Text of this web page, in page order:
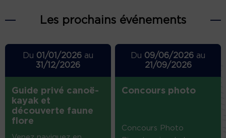
Les prochains événements
Du 01/01/2026au
31/12/2026
Guide privé canoë-
kayak et
découverte faune
flore
Du 09/06/2026 au
21/09/2026
Concours photo
Concours Photo